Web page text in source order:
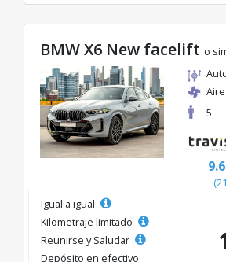
BMW X6 New facelift o
5
Igual a igual
Kilometraje limitado
Reunirse y Saludar
Depósito en efectivo